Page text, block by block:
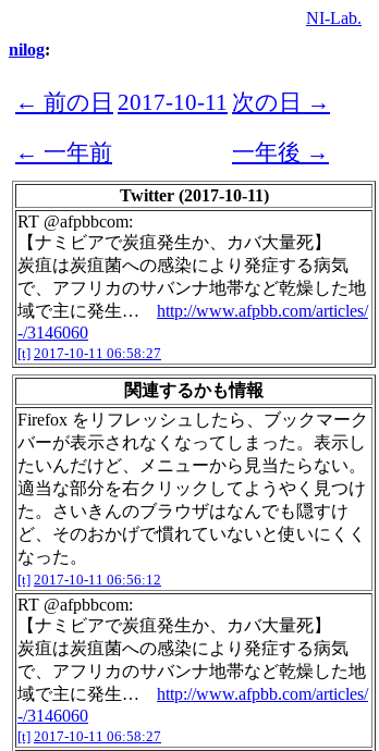
NI-Lab.
nilog:
← 前の日 2017-10-11 次の日 →
← 一年前
一年後 →
Twitter (2017-10-11)
RT @afpbbcom:
【ナミビアで炭疽発生か、カバ大量死】
炭疽は炭疽菌への感染により発症する病気
で、アフリカのサバンナ地帯など乾燥した地
域で主に発生… http://www.afpbb.com/articles/
-/3146060
[t] 2017-10-11 06:58:27
関連するかも情報
Firefox をリフレッシュしたら、ブックマーク
バーが表示されなくなってしまった。表示し
たいんだけど、メニューから見当たらない。
適当な部分を右クリックしてようやく見つけ
た。さいきんのブラウザはなんでも隠すけ
ど、そのおかげで慣れていないと使いにくく
なった。
[t] 2017-10-11 06:56:12
RT @afpbbcom:
【ナミビアで炭疽発生か、カバ大量死】
炭疽は炭疽菌への感染により発症する病気
で、アフリカのサバンナ地帯など乾燥した地
域で主に発生… http://www.afpbb.com/articles/
-/3146060
[t] 2017-10-11 06:58:27